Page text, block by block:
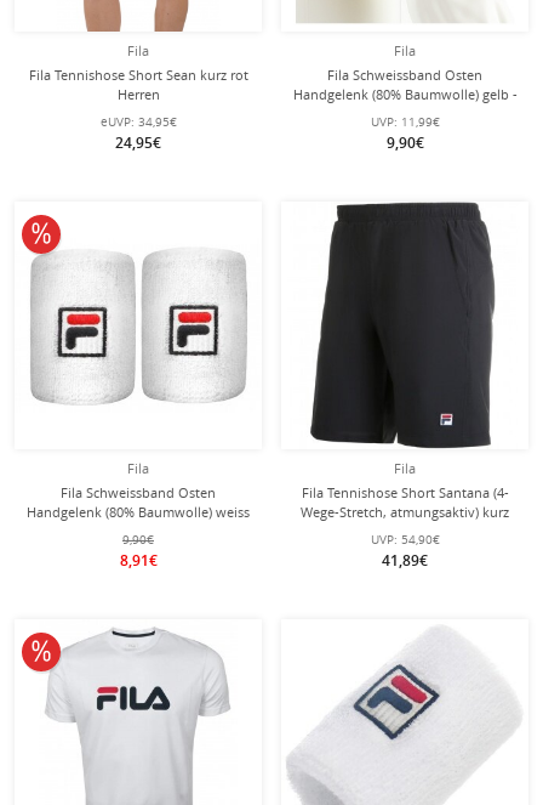
Fila
Fila Tennishose Short Sean kurz rot
Herren
eUVP: 34,95€
24,95€
Fila
Fila Schweissband Osten
Handgelenk (80% Baumwolle) gelb -
2 Stück
UVP: 11,99€
9,90€
Fila
Fila Schweissband Osten
Handgelenk (80% Baumwolle) weiss
- 2 Stück
9,90€
8,91€
10% reduziert
Fila
Fila Tennishose Short Santana (4-
Wege-Stretch, atmungsaktiv) kurz
schwarz Herren
UVP: 54,90€
41,89€
10% reduziert